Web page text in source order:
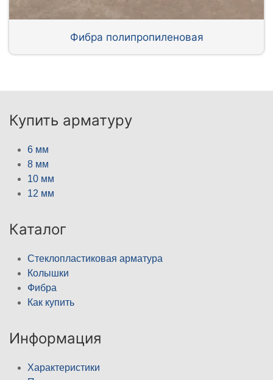
Фибра полипропиленовая
Купить арматуру
6 мм
8 мм
10 мм
12 мм
Каталог
Стеклопластиковая арматура
Колышки
Фибра
Как купить
Информация
Характеристики